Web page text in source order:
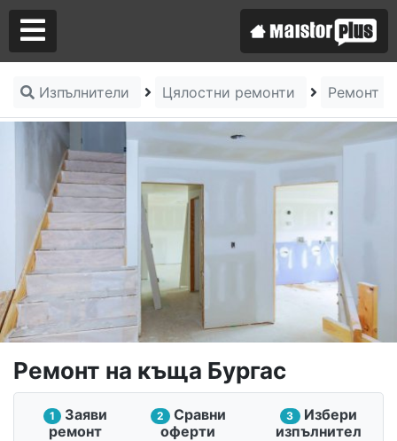
Изпълнители Цялостни ремонти Ремонт
Ремонт на къща Бургас
1
Заяви
ремонт
2
Сравни
оферти
3
Избери
изпълнител
Аз съм майстор
Търся майстор